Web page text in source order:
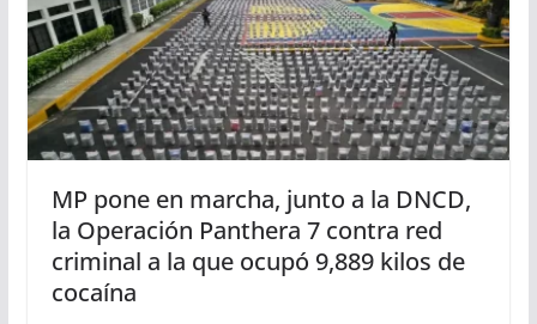
MP pone en marcha, junto a la DNCD,
la Operación Panthera 7 contra red
criminal a la que ocupó 9,889 kilos de
cocaína